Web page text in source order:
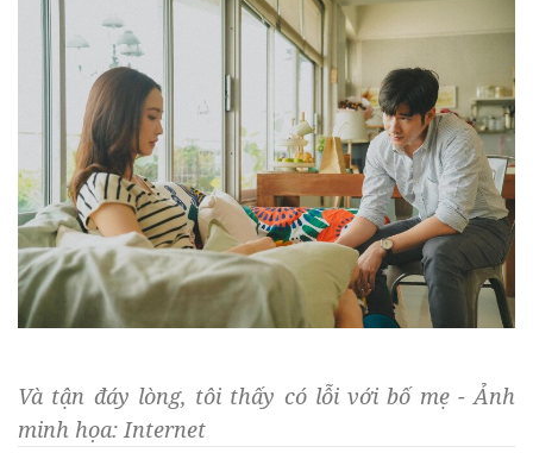
Và tận đáy lòng, tôi thấy có lỗi với bố mẹ - Ảnh
minh họa: Internet